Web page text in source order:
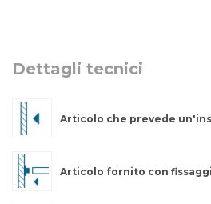
Dettagli tecnici
Articolo che prevede
Articolo fornito con